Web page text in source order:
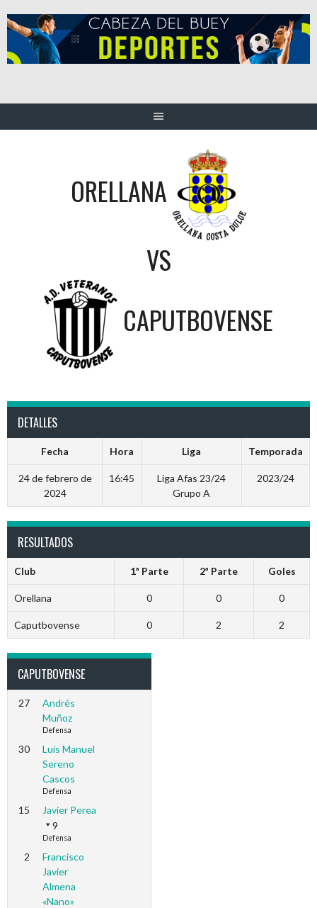
al
contenido
ORELLANA
VS
CAPUTBOVENSE
DETALLES
Fecha Hora Liga Temporada
24 de febrero de
2024
16:45
Liga Afas 23/24
Grupo A
2023/24
RESULTADOS
Club 1ª Parte 2ª Parte Goles
Orellana 0 0 0
Caputbovense 0 2 2
CAPUTBOVENSE
27
Andrés
Muñoz
Defensa
30
Luis Manuel
Sereno
Cascos
Defensa
15
Javier Perea
9
Defensa
2
Francisco
Javier
Almena
«Nano»